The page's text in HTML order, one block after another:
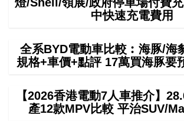
中快速充電費用
全系BYD電動車比較︰海豚/海
規格+車價+點評 17萬買海豚要
【2026香港電動7人車推介】
產12款MPV比較 平治SUV/